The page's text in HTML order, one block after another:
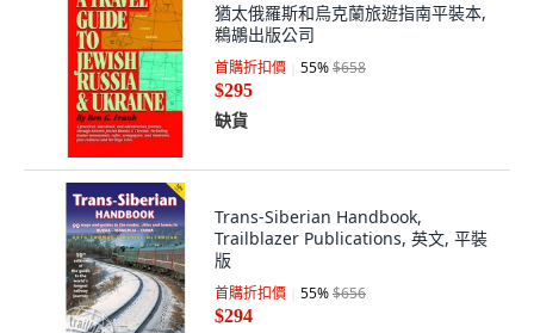
猶太俄羅斯和烏克蘭旅遊指南平裝本,
鵜鶘出版公司
首購折扣價 55%$658
$295
缺貨
Trans-Siberian Handbook,
Trailblazer Publications, 英文, 平裝
版
首購折扣價 55%$656
$294